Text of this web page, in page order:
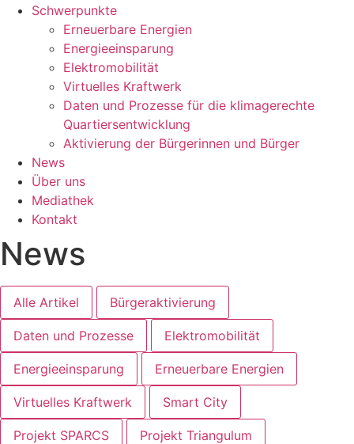
Schwerpunkte
Erneuerbare Energien
Energieeinsparung
Elektromobilität
Virtuelles Kraftwerk
Daten und Prozesse für die klimagerechte
Quartiersentwicklung
Aktivierung der Bürgerinnen und Bürger
News
Über uns
Mediathek
Kontakt
News
Alle Artikel Bürgeraktivierung
Daten und Prozesse Elektromobilität
Energieeinsparung Erneuerbare Energien
Virtuelles Kraftwerk Smart City
Projekt SPARCS Projekt Triangulum